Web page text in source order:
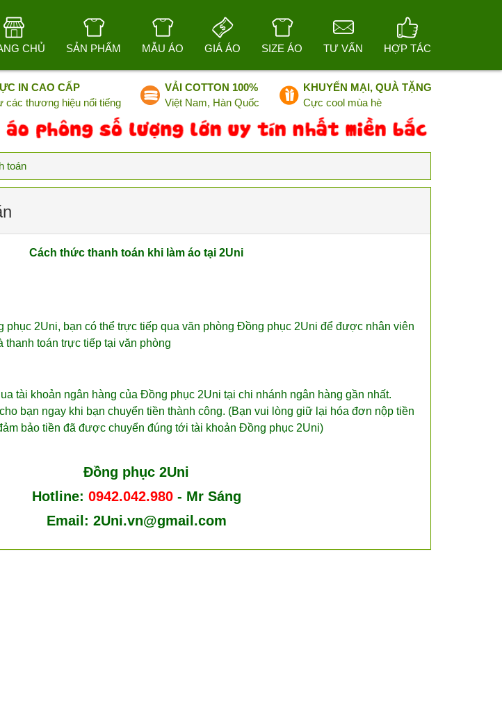
CHỦ SẢN PHẨM MẪU ÁO GIÁ ÁO SIZE ÁO TƯ VẤN HỢP TÁC
IN CAO CẤP
các thương hiệu nổi tiếng
VẢI COTTON 100%
Việt Nam, Hàn Quốc
KHUYẾN MẠI, QUÀ TẶNG
Cực cool mùa hè
toán
Cách thức thanh toán khi làm áo tại 2Uni
2Uni, bạn có thể trực tiếp qua văn phòng Đồng phục 2Uni để được nhân viên
toán trực tiếp tại văn phòng
tài khoản ngân hàng của Đồng phục 2Uni tại chi nhánh ngân hàng gần nhất.
bạn ngay khi bạn chuyển tiền thành công. (Bạn vui lòng giữ lại hóa đơn nộp tiền
bảo tiền đã được chuyển đúng tới tài khoản Đồng phục 2Uni)
Đồng phục 2Uni
Hotline: 0942.042.980 - Mr Sáng
Email: 2Uni.vn@gmail.com